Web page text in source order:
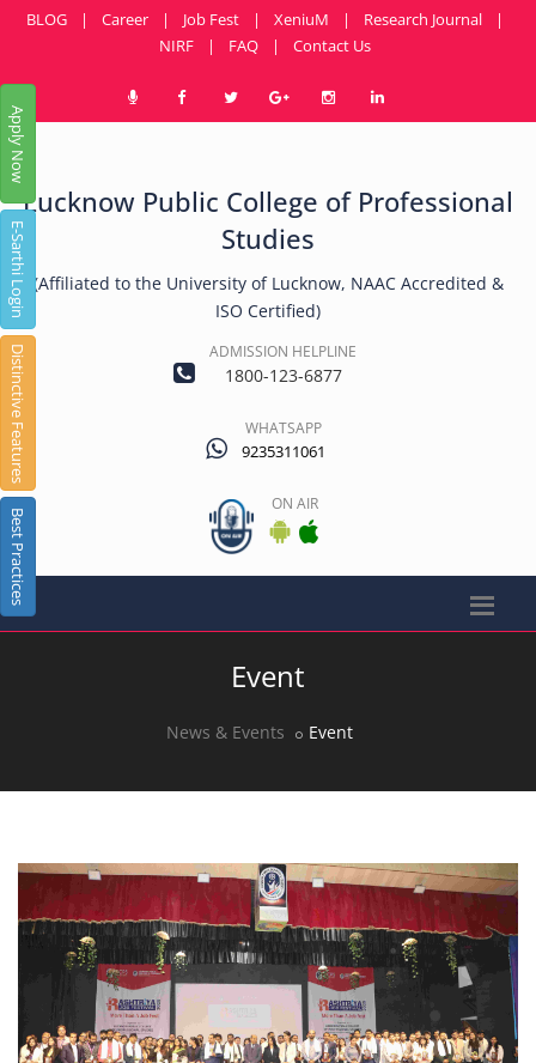
Apply Now
E-Sarthi Login
Distinctive Features
Best Practices
BLOG | Career | Job Fest | XeniuM | Research Journal
|
NIRF
| FAQ | Contact Us
Lucknow Public College of Professional
Studies
(Affiliated to the University of Lucknow, NAAC Accredited &
ISO Certified)
ADMISSION HELPLINE
1800-123-6877
WHATSAPP
9235311061
ON AIR
Event
News & Events Event